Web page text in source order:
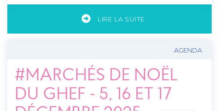
LIRE LA SUITE
AGENDA
#MARCHÉS DE NOËL
DU GHEF - 5, 16 ET 17